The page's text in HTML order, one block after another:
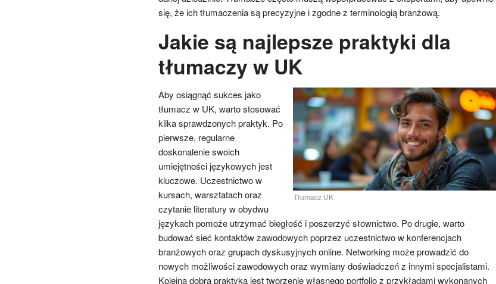
się, że ich tłumaczenia są precyzyjne i zgodne z terminologią branżową.
Jakie są najlepsze praktyki dla
tłumaczy w UK
Tłumacz UK
Aby osiągnąć sukces jako
tłumacz w UK, warto stosować
kilka sprawdzonych praktyk. Po
pierwsze, regularne
doskonalenie swoich
umiejętności językowych jest
kluczowe. Uczestnictwo w
kursach, warsztatach oraz
czytanie literatury w obydwu
językach pomoże utrzymać biegłość i poszerzyć słownictwo. Po drugie, warto
budować sieć kontaktów zawodowych poprzez uczestnictwo w konferencjach
branżowych oraz grupach dyskusyjnych online. Networking może prowadzić do
nowych możliwości zawodowych oraz wymiany doświadczeń z innymi specjalistami.
Kolejną dobrą praktyką jest tworzenie własnego portfolio z przykładami wykonanych